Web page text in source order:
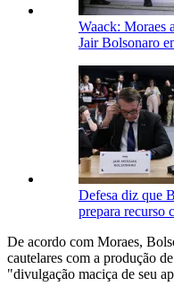
Waack: Moraes
Jair Bolsonaro
Defesa diz que
prepara recurso
De acordo com Moraes,
cautelares com a produção
"divulgação maciça de seu